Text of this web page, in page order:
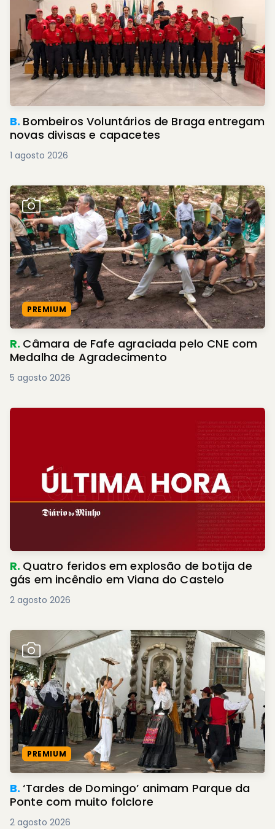
B. Bombeiros Voluntários de Braga entregam
novas divisas e capacetes
1 agosto 2026
PREMIUM
R. Câmara de Fafe agraciada pelo CNE com
Medalha de Agradecimento
5 agosto 2026
R. Quatro feridos em explosão de botija de
gás em incêndio em Viana do Castelo
2 agosto 2026
PREMIUM
B.‘Tardes de Domingo’ animam Parque da
Ponte com muito folclore
2 agosto 2026